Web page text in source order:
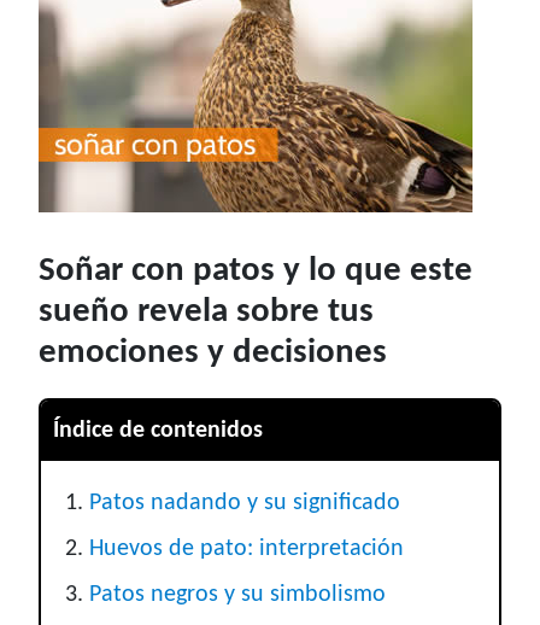
Soñar con patos y lo que este
sueño revela sobre tus
emociones y decisiones
Índice de contenidos
Patos nadando y su significado
Huevos de pato: interpretación
Patos negros y su simbolismo